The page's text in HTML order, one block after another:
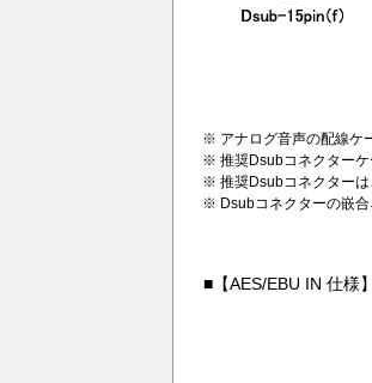
※ アナログ音声の配線ケ
※ 推奨Dsubコネクター
※ 推奨Dsubコネクター
※ Dsubコネクターの嵌
■【AES/EBU IN 仕様